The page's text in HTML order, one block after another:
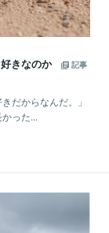
きなのか
記事
だからなんだ。」
った...